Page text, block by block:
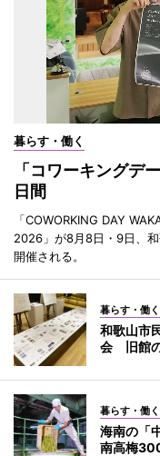
暮らす・働く
「コワーキング
日間
「COWORKING DAY
2026」が8月8日・9日、
開催される。
暮らす・働く
和歌山市
会 旧館
暮らす・働く
海南の「
南高梅